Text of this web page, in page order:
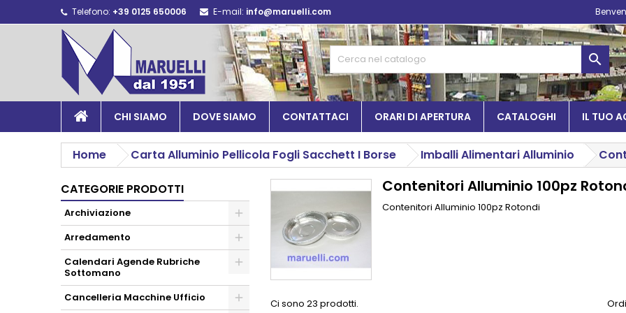
Telefono: +39 0125 650006 E-mail: info@maruelli.com

CHI SIAMO DOVE SIAMO CONTATTACI ORARI DI APERTURA CATALOGHI IL TUO
Home Carta Alluminio Pellicola Fogli Sacchett I Borse Imballi Alimentari Alluminio
CATEGORIE PRODOTTI
Archiviazione
Arredamento
Calendari Agende Rubriche
Sottomano
Cancelleria Macchine Ufficio
Contenitori Alluminio 100pz
Contenitori Alluminio 100pz Rotondi
Ci sono 23 prodotti.